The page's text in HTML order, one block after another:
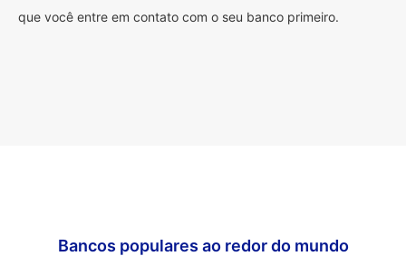
que você entre em contato com o seu banco primeiro.
Bancos populares ao redor do mundo